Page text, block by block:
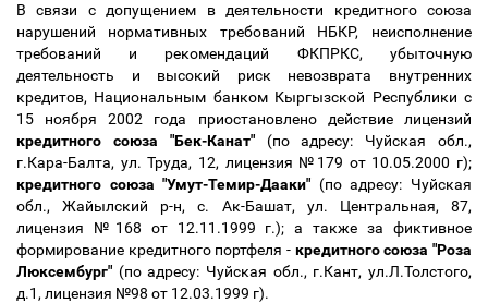
В связи с допущением в деятельности кредитного союза
нарушений нормативных требований НБКР, неисполнение
требований и рекомендаций ФКПРКС, убыточную
деятельность и высокий риск невозврата внутренних
кредитов, Национальным банком Кыргызской Республики с
15 ноября 2002 года приостановлено действие лицензий
кредитного союза "Бек-Канат"(по адресу: Чуйская обл.,
г.Кара-Балта, ул. Труда, 12, лицензия №179 от 10.05.2000 г);
кредитного союза "Умут-Темир-Дааки" (по адресу: Чуйская
обл., Жайылский р-н, с. Ак-Башат, ул. Центральная, 87,
лицензия №168 от 12.11.1999 г.); а также за фиктивное
формирование кредитного портфеля - кредитного союза "Роза
Люксембург" (по адресу: Чуйская обл., г.Кант, ул.Л.Толстого,
д.1, лицензия №98 от 12.03.1999 г).